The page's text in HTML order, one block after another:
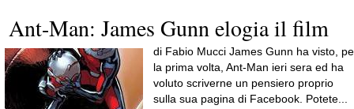
Ant-Man: James Gunn elogia il film
di Fabio Mucci James Gunn ha visto,
la prima volta, Ant-Man ieri sera ed ha
voluto scriverne un pensiero proprio
sulla sua pagina di Facebook. Potete...